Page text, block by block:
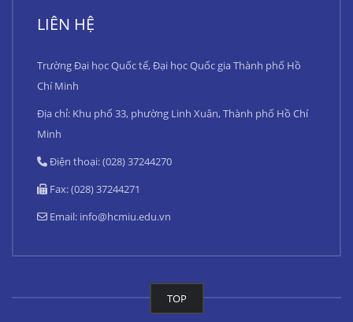
LIÊN HỆ
Trường Đại học Quốc tế, Đại học Quốc gia Thành phố Hồ
Chí Minh
Địa chỉ: Khu phố 33, phường Linh Xuân, Thành phố Hồ Chí
Minh
Điện thoại: (028) 37244270
Fax: (028) 37244271
Email: info@hcmiu.edu.vn
TOP